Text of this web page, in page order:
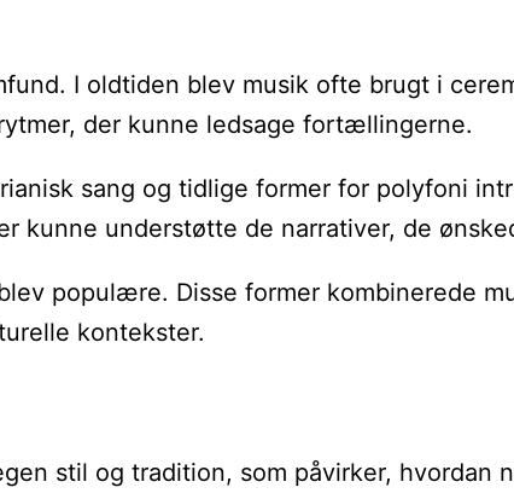
I oldtiden blev musik ofte brugt i
der kunne ledsage fortællingerne.
sang og tidlige former for polyfoni
kunne understøtte de narrativer, de
populære. Disse former kombinerede
kontekster.
stil og tradition, som påvirker,